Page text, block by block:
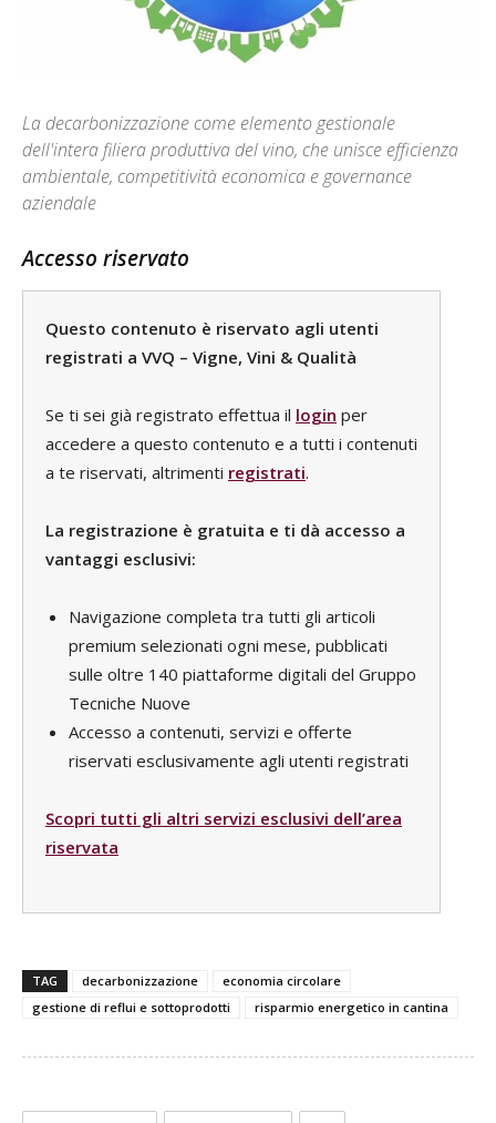
La decarbonizzazione come elemento gestionale
dell'intera filiera produttiva del vino, che unisce efficienza
ambientale, competitività economica e governance
aziendale
Accesso riservato
Questo contenuto è riservato agli utenti
registrati a VVQ – Vigne, Vini & Qualità
Se ti sei già registrato effettua il login per
accedere a questo contenuto e a tutti i contenuti
a te riservati, altrimenti registrati.
La registrazione è gratuita e ti dà accesso a
vantaggi esclusivi:
Navigazione completa tra tutti gli articoli
premium selezionati ogni mese, pubblicati
sulle oltre 140 piattaforme digitali del Gruppo
Tecniche Nuove
Accesso a contenuti, servizi e offerte
riservati esclusivamente agli utenti registrati
Scopri tutti gli altri servizi esclusivi dell’area
riservata
TAG decarbonizzazione
economia circolare
gestione di reflui e sottoprodotti
risparmio energetico in cantina